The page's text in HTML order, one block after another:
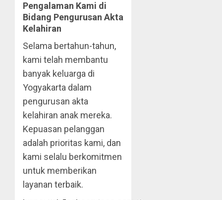
Pengalaman Kami di
Bidang Pengurusan Akta
Kelahiran
Selama bertahun-tahun,
kami telah membantu
banyak keluarga di
Yogyakarta dalam
pengurusan akta
kelahiran anak mereka.
Kepuasan pelanggan
adalah prioritas kami, dan
kami selalu berkomitmen
untuk memberikan
layanan terbaik.